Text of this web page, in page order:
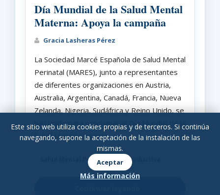
Día Mundial de la Salud Mental
Materna: Apoya la campaña
Gracia Lasheras Pérez
La Sociedad Marcé Española de Salud Mental
Perinatal (MARES), junto a representantes
de diferentes organizaciones en Austria,
Australia, Argentina, Canadá, Francia, Nueva
Zelanda, Nigeria, Sudáfrica y Reino Unido, se
han unido para proclamar el Día Mundial de la
Salud Mental Materna.
Salud Mental Perinatal y Reproductiva
Este sitio web utiliza cookies propias y de terceros. Si continúa
navegando, supone la aceptación de la instalación de las
mismas.
Aceptar
Más información